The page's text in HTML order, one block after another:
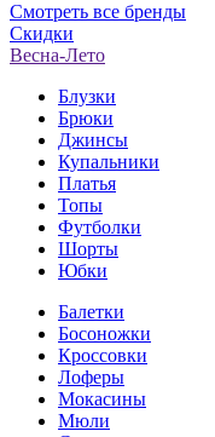
Смотреть все бренды
Скидки
Весна-Лето
Блузки
Брюки
Джинсы
Купальники
Платья
Топы
Футболки
Шорты
Юбки
Балетки
Босоножки
Кроссовки
Лоферы
Мокасины
Мюли